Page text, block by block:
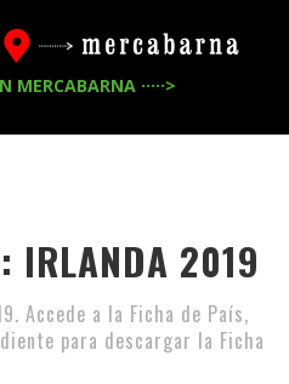
MERCABARNA ·····>
IRLANDA 2019
Accede a la Ficha de País,
para descargar la Ficha